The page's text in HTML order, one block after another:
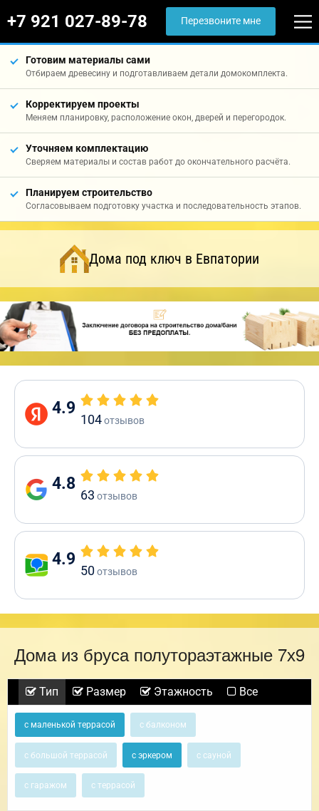
+7 921 027-89-78 Перезвоните мне
Готовим материалы сами
Отбираем древесину и подготавливаем детали домокомплекта.
Корректируем проекты
Меняем планировку, расположение окон, дверей и перегородок.
Уточняем комплектацию
Сверяем материалы и состав работ до окончательного расчёта.
Планируем строительство
Согласовываем подготовку участка и последовательность этапов.
Дома под ключ в Евпатории
4.9
104отзывов
4.8
63 отзывов
4.9
50отзывов
Дома из бруса полутораэтажные 7х9
Тип Размер Этажность Все
с маленькой террасой с балконом
с большой террасой с эркером с сауной
с гаражом с террасой